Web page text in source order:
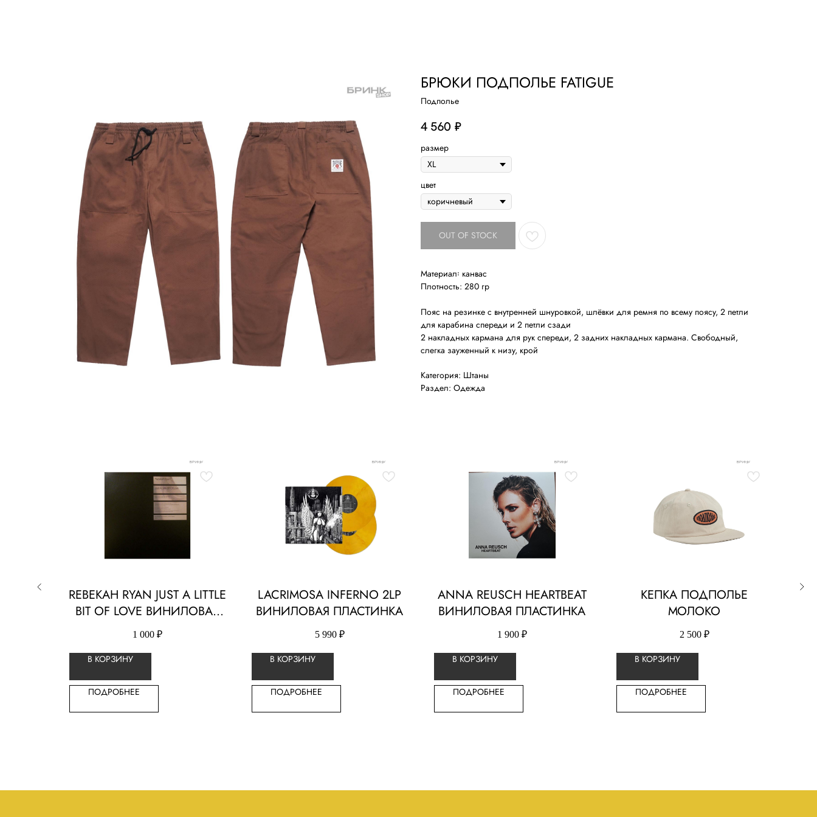
БРЮКИ ПОДПОЛЬЕ FATIGUE
Подполье
4 560 ₽
размер
цвет
OUT OF STOCK
Материал꞉ канвас
Плотность: 280 гр
Пояс на резинке с внутренней шнуровкой, шлёвки для ремня по всему поясу, 2 петли
для карабина спереди и 2 петли сзади
2 накладных кармана для рук спереди, 2 задних накладных кармана. Свободный,
слегка зауженный к низу, крой
Категория: Штаны
Раздел: Одежда
REBEKAH RYAN JUST A LITTLE
BIT OF LOVE ВИНИЛОВАЯ
ПЛАСТИНКА
1 000 ₽
В КОРЗИНУ
ПОДРОБНЕЕ
LACRIMOSA INFERNO 2LP
ВИНИЛОВАЯ ПЛАСТИНКА
5 990 ₽
В КОРЗИНУ
ПОДРОБНЕЕ
ANNA REUSCH HEARTBEAT
ВИНИЛОВАЯ ПЛАСТИНКА
1 900 ₽
В КОРЗИНУ
ПОДРОБНЕЕ
КЕПКА ПОДПОЛЬЕ
МОЛОКО
2 500 ₽
В КОРЗИНУ
ПОДРОБНЕЕ